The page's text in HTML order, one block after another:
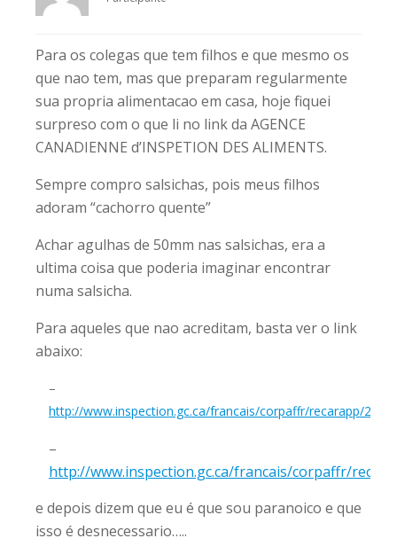
Para os colegas que tem filhos e que mesmo os
que nao tem, mas que preparam regularmente
sua propria alimentacao em casa, hoje fiquei
surpreso com o que li no link da AGENCE
CANADIENNE d’INSPETION DES ALIMENTS.
Sempre compro salsichas, pois meus filhos
adoram “cachorro quente”
Achar agulhas de 50mm nas salsichas, era a
ultima coisa que poderia imaginar encontrar
numa salsicha.
Para aqueles que nao acreditam, basta ver o link
abaixo:
–
http://www.inspection.gc.ca/francais/corpaffr/recarapp/
–
http://www.inspection.gc.ca/francais/corpaffr/
e depois dizem que eu é que sou paranoico e que
isso é desnecessario…..